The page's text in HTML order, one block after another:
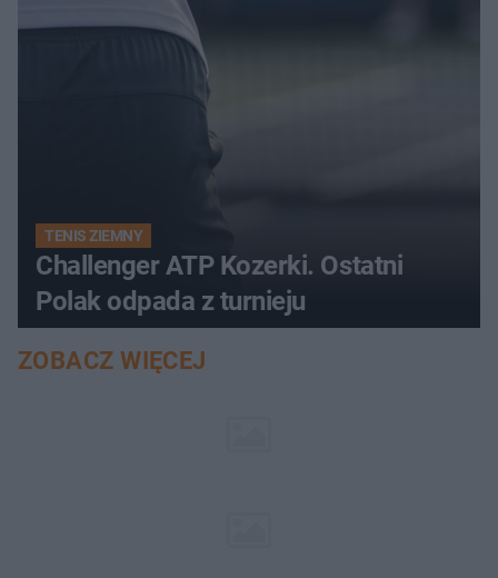
TENIS ZIEMNY
Challenger ATP Kozerki. Ostatni
Polak odpada z turnieju
ZOBACZ WIĘCEJ